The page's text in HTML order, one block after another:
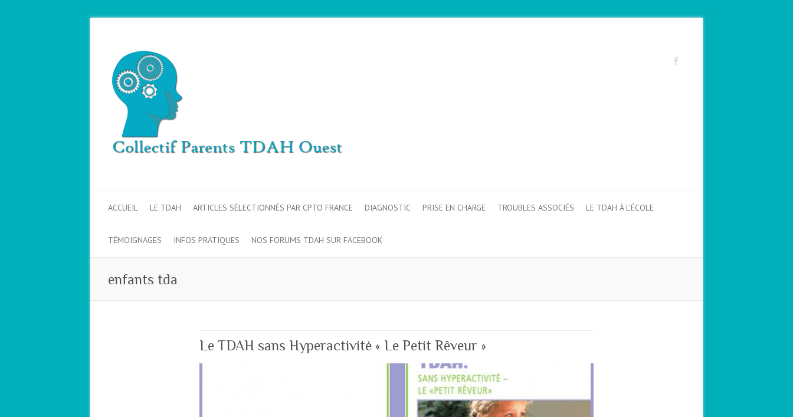
ACCUEIL LE TDAH ARTICLES SÉLECTIONNÉS PAR CPTO FRANCE DIAGNOSTIC PRISE EN CHARGE TROUBLES ASSOCIÉS LE TDAH À L’ÉCOLE
TÉMOIGNAGES INFOS PRATIQUES NOS FORUMS TDAH SUR FACEBOOK
enfants tda
Le TDAH sans Hyperactivité « Le Petit Rêveur »